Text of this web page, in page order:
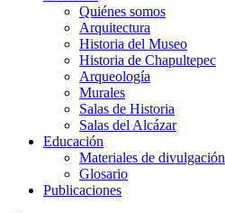
Quiénes somos
Arquitectura
Historia del Museo
Historia de Chapultepec
Arqueología
Murales
Salas de Historia
Salas del Alcázar
Educación
Materiales de divulgación
Glosario
Publicaciones